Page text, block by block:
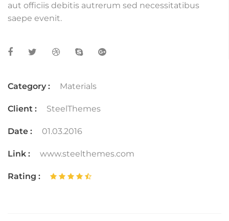
aut officiis debitis autrerum sed necessitatibus
saepe evenit.
Category : Materials
Client : SteelThemes
Date : 01.03.2016
Link : www.steelthemes.com
Rating :